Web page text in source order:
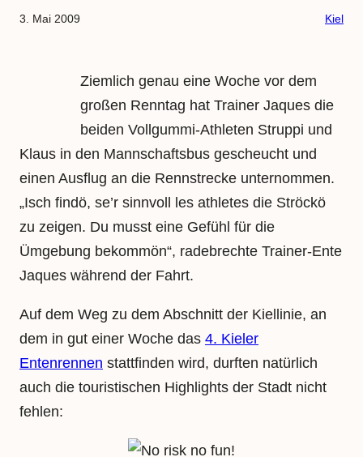
3. Mai 2009 Kiel
Ziemlich genau eine Woche vor dem
großen Renntag hat Trainer Jaques die
beiden Vollgummi-Athleten Struppi und
Klaus in den Mannschaftsbus gescheucht und
einen Ausflug an die Rennstrecke unternommen.
„Isch findö, se’r sinnvoll les athletes die Ströckö
zu zeigen. Du musst eine Gefühl für die
Ümgebung bekommön“, radebrechte Trainer-Ente
Jaques während der Fahrt.
Auf dem Weg zu dem Abschnitt der Kiellinie, an
dem in gut einer Woche das 4. Kieler
Entenrennen stattfinden wird, durften natürlich
auch die touristischen Highlights der Stadt nicht
fehlen: